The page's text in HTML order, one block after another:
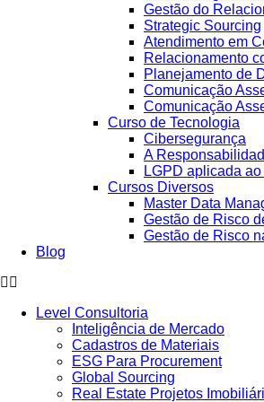
Gestão do
Strategic Sourcing
Atendimento em
Relacionamento
Planejamento de
Comunicação
Comunicação
Curso de Tecnologia
Cibersegurança
A
LGPD aplicada
Cursos Diversos
Master Data
Gestão de Risco
Gestão de Risco
Blog
Level Consultoria
Inteligência de Mercado
Cadastros de Materiais
ESG Para Procurement
Global Sourcing
Real Estate Projetos